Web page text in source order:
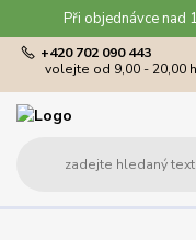
Při objednávce nad
+420 702 090 443
volejte od 9,00 - 20,00